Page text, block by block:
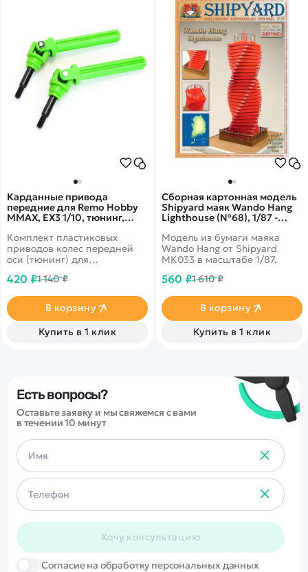
Карданные привода
передние для Remo Hobby
MMAX, EX3 1/10, тюнинг,
Комплект пластиковых
приводов колес передней
оси (тюнинг) для
Remo Hobby MMAX, EX3
420 ₽1 140 ₽
В корзину
Купить в 1 клик
Сборная картонная модель
Shipyard маяк Wando Hang
Lighthouse (№68), 1/87 -
Модель из бумаги маяка
Wando Hang от Shipyard
MK033 в масштабе 1/87.
560 ₽1 610 ₽
В корзину
Купить в 1 клик
Есть вопросы?
Оставьте заявку и мы свяжемся с вами
в течении 10 минут
Хочу консультацию
Cогласие на обработку персональных данных